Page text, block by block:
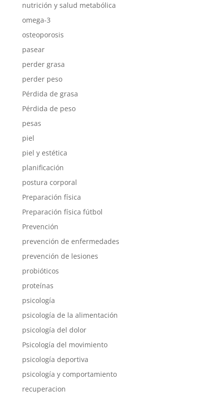
nutrición y salud metabólica
omega-3
osteoporosis
pasear
perder grasa
perder peso
Pérdida de grasa
Pérdida de peso
pesas
piel
piel y estética
planificación
postura corporal
Preparación física
Preparación física fútbol
Prevención
prevención de enfermedades
prevención de lesiones
probióticos
proteínas
psicología
psicología de la alimentación
psicología del dolor
Psicología del movimiento
psicología deportiva
psicología y comportamiento
recuperacion